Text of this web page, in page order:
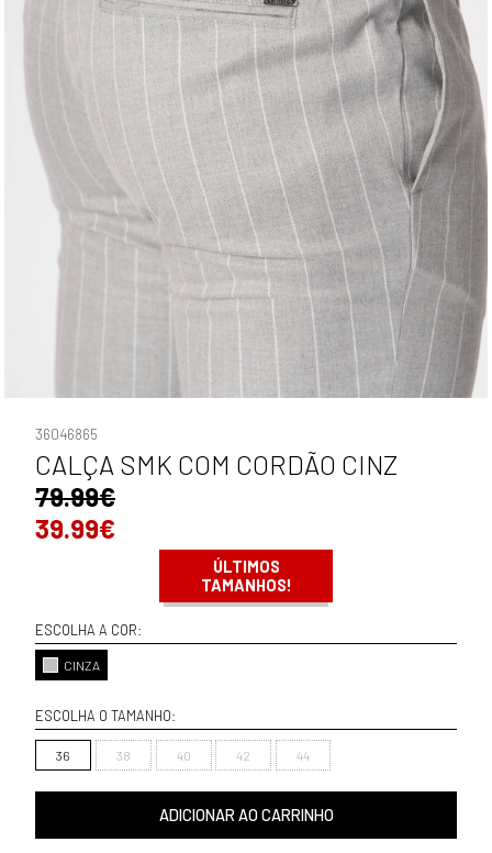
36046865
CALÇA SMK COM CORDÃO CINZ
79.99€
39.99€
ÚLTIMOS
TAMANHOS!
ESCOLHA A COR:
CINZA
ESCOLHA O TAMANHO:
36 38 40 42 44
ADICIONAR AO CARRINHO